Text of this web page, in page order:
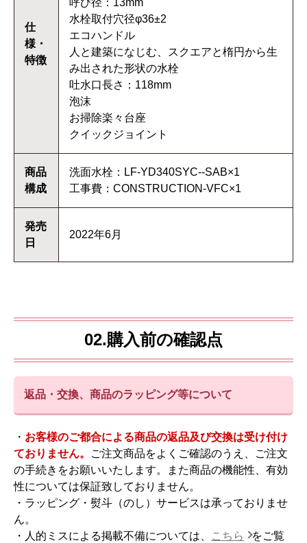
仕
様・
特徴
呼び径：13mm
水栓取付穴径φ36±2
エコハンドル
人と建築になじむ、スクエアと楕円から生
み出された形状の水栓
吐水口長さ：118mm
泡沫
お掃除楽々台座
クイックジョイント
商品
構成
洗面水栓：LF-YD340SYC--SAB×1
工事費：CONSTRUCTION-VFC×1
発売
日
2022年6月
02.購入前の確認点
返品・交換、商品のラッピング等について
・ お客様のご都合による商品の返品及び交換は受け付け
ておりません。
ご注文商品をよくご確認のうえ、ご注文
の手続きをお願いいたします。また商品の機能性、有効
性については保証致しておりません。
・ラッピング・熨斗（のし）サービスは承っておりませ
ん。
・人的ミスによる掲載不備については、
こちら
をご覧